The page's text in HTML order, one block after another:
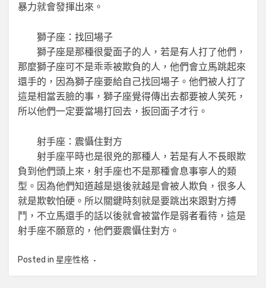
暴力就會發揮出來。
獅子座：找回場子
獅子座是那種很愛面子的人，若是有人打了他們，
那麼獅子座可不是乖乖被欺負的人，他們會立馬跳起來
還手的，因為獅子座要給自己找回場子。他們被人打了
這是相當丟臉的事，獅子座覺得傳出去都要被人笑死，
所以他們一定要當場打回去，扳回面子才行。
射手座：震懾住對方
射手座平時也是很兇的那種人，若是有人不長眼欺
負到他們頭上來，射手座也不是那種會息事寧人的類
型。因為他們知道越是退後就越是會被人欺負，很多人
就是欺軟怕硬。所以關鍵時刻就是要跳出來跟對方搏
鬥，不立馬還手的話以後就會被當作是弱者看待，這是
射手座不願意的，他們要震懾住對方。
Posted in 星座性格